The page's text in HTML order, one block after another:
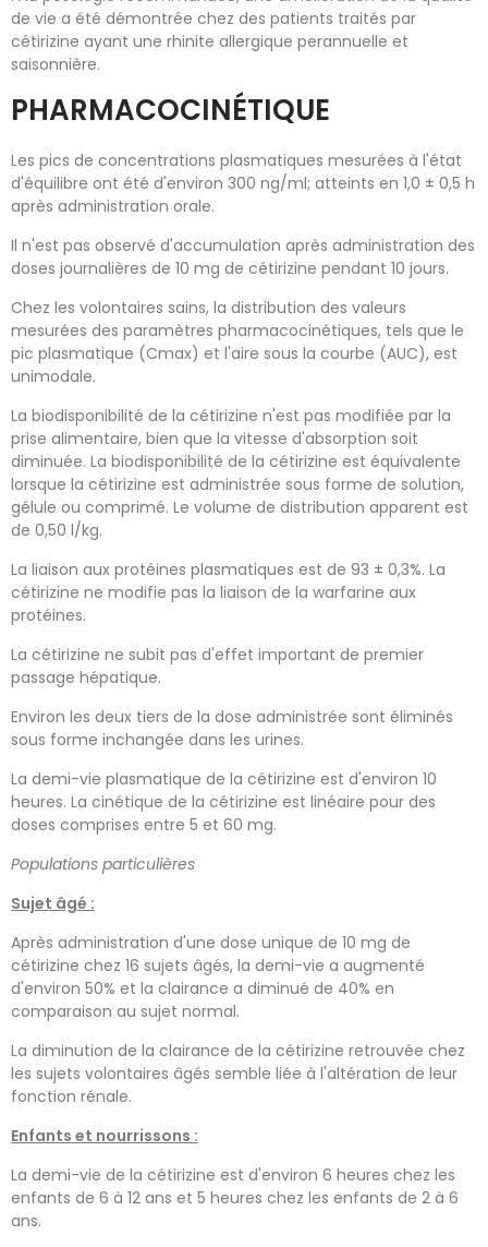
de vie a été démontrée chez des patients traités par
cétirizine ayant une rhinite allergique perannuelle et
saisonnière.
PHARMACOCINÉTIQUE
Les pics de concentrations plasmatiques mesurées à l'état
d'équilibre ont été d'environ 300 ng/ml; atteints en 1,0 ± 0,5 h
après administration orale.
Il n'est pas observé d'accumulation après administration des
doses journalières de 10 mg de cétirizine pendant 10 jours.
Chez les volontaires sains, la distribution des valeurs
mesurées des paramètres pharmacocinétiques, tels que le
pic plasmatique (Cmax) et l'aire sous la courbe (AUC), est
unimodale.
La biodisponibilité de la cétirizine n'est pas modifiée par la
prise alimentaire, bien que la vitesse d'absorption soit
diminuée. La biodisponibilité de la cétirizine est équivalente
lorsque la cétirizine est administrée sous forme de solution,
gélule ou comprimé. Le volume de distribution apparent est
de 0,50 l/kg.
La liaison aux protéines plasmatiques est de 93 ± 0,3%. La
cétirizine ne modifie pas la liaison de la warfarine aux
protéines.
La cétirizine ne subit pas d'effet important de premier
passage hépatique.
Environ les deux tiers de la dose administrée sont éliminés
sous forme inchangée dans les urines.
La demi-vie plasmatique de la cétirizine est d'environ 10
heures. La cinétique de la cétirizine est linéaire pour des
doses comprises entre 5 et 60 mg.
Populations particulières
Sujet âgé :
Après administration d'une dose unique de 10 mg de
cétirizine chez 16 sujets âgés, la demi-vie a augmenté
d'environ 50% et la clairance a diminué de 40% en
comparaison au sujet normal.
La diminution de la clairance de la cétirizine retrouvée chez
les sujets volontaires âgés semble liée à l'altération de leur
fonction rénale.
Enfants et nourrissons :
La demi-vie de la cétirizine est d'environ 6 heures chez les
enfants de 6 à 12 ans et 5 heures chez les enfants de 2 à 6
ans.